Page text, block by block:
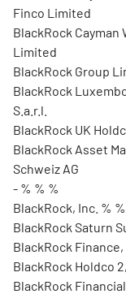
Finco Limited
BlackRock Cayman
Limited
BlackRock Group
BlackRock
S.a.r.l.
BlackRock UK
BlackRock Asset
Schweiz AG
- % % %
BlackRock, Inc. %
BlackRock Saturn
BlackRock Finance,
BlackRock Holdco
BlackRock